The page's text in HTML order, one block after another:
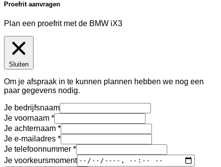
Proefrit aanvragen
Plan een proefrit met de BMW iX3
Sluiten
Om je afspraak in te kunnen plannen hebben we nog een
paar gegevens nodig.
Je bedrijfsnaam
Je voornaam
Je achternaam
Je e-mailadres
Je telefoonnummer
Je voorkeursmoment